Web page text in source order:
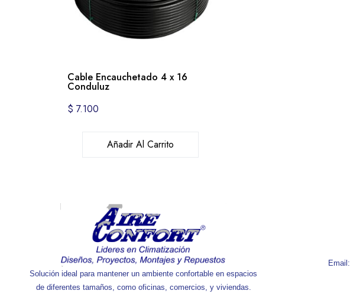
Cable Encauchetado 4 x 16
Conduluz
$ 7.100
Añadir Al Carrito
Solución ideal para mantener un ambiente confortable en espacios
de diferentes tamaños, como oficinas, comercios, y viviendas.